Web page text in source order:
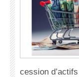
cession